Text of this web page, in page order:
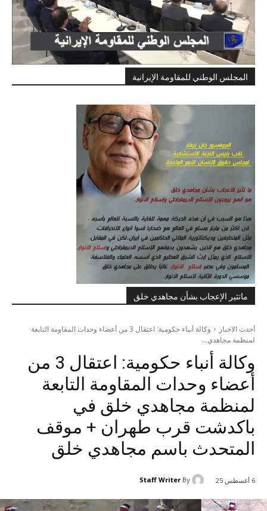
المجلس الوطني للمقاومة الإيرانية
ماتثير الإعجاب بشأن مجاهدي خلق
أحدث الاخبار
وكالة أنباء حكومية: اعتقال 3 من أعضاء وحدات المقاومة التابعة
لمنظمة مجاهدي...
وكالة أنباء حكومية: اعتقال 3 من
أعضاء وحدات المقاومة التابعة
لمنظمة مجاهدي خلق في
باكدشت قرب طهران + موقف
المتحدث باسم مجاهدي خلق
6 أغسطس 25 By
Staff Writer